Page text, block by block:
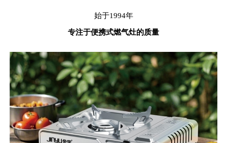
始于1994年
专注于便携式燃气灶的质量